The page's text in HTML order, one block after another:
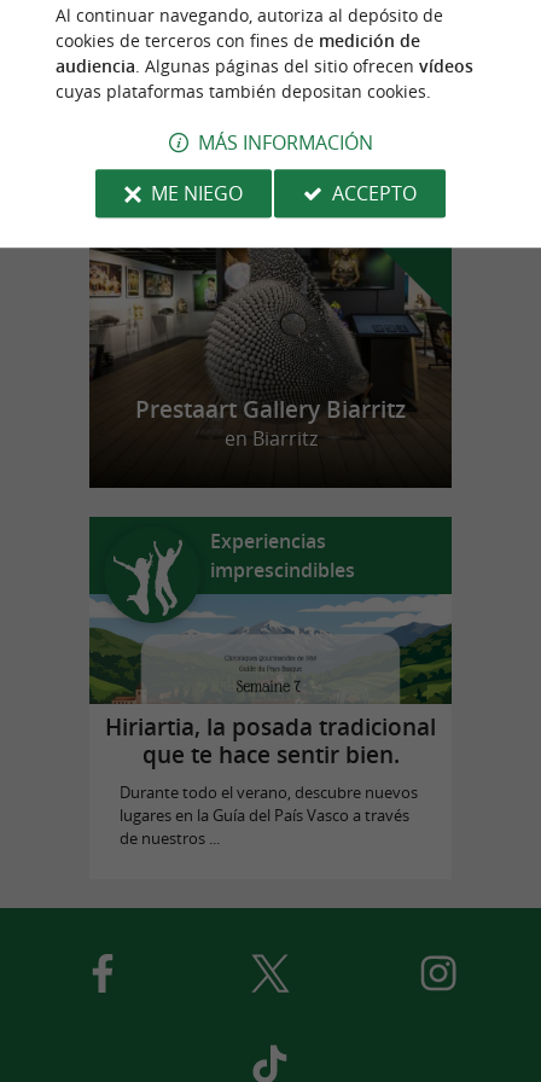
Un importante yacimiento prehistórico en el
País Vasco
n
u
e
s
t
r
o
f
a
v
o
r
i
t
o
Prestaart Gallery Biarritz
en Biarritz
Experiencias
imprescindibles
Hiriartia, la posada tradicional
que te hace sentir bien.
Durante todo el verano, descubre nuevos
lugares en la Guía del País Vasco a través
de nuestros ...
Al continuar navegando, autoriza al depósito de
cookies de terceros con fines de medición de
audiencia. Algunas páginas del sitio ofrecen vídeos
cuyas plataformas también depositan cookies.
MÁS INFORMACIÓN
ME NIEGO
ACCEPTO